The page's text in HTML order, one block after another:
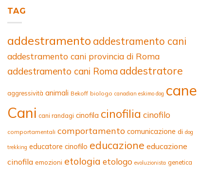
TAG
addestramento addestramento cani
addestramento cani provincia di Roma
addestramento cani Roma addestratore
aggressività animali Bekoff biologo canadian eskimo dog cane
Cani cani randagi cinofila cinofilia cinofilo
comportamentali comportamento comunicazione di dog
trekking educatore cinofilo educazione educazione
cinofila emozioni etologia etologo evoluzionista genetica